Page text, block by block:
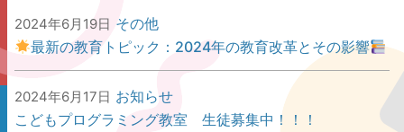
2024年6月19日 その他
最新の教育トピック：2024年の教育改革とその影響
2024年6月17日 お知らせ
こどもプログラミング教室 生徒募集中！！！